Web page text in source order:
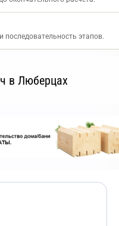
последовательность этапов.
в Люберцах